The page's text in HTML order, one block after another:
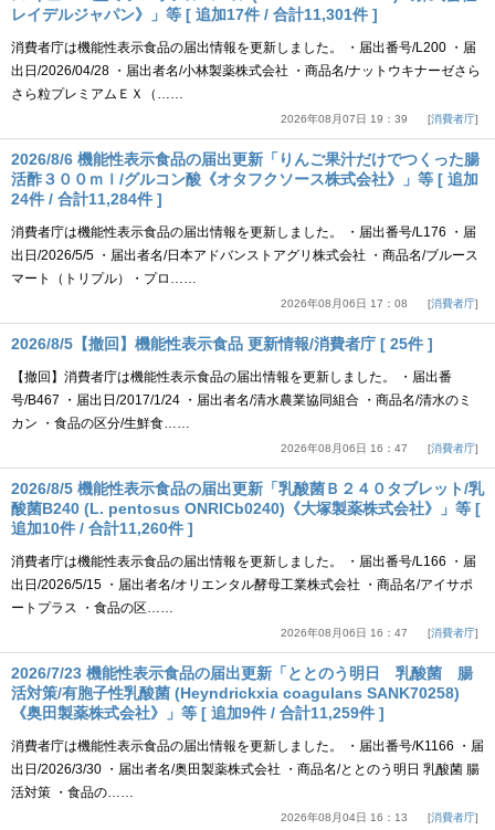
レイデルジャパン》」等 [ 追加17件 / 合計11,301件 ]
消費者庁は機能性表示食品の届出情報を更新しました。 ・届出番号/L200 ・届
出日/2026/04/28 ・届出者名/小林製薬株式会社 ・商品名/ナットウキナーゼさら
さら粒プレミアムＥＸ（……
2026年08月07日 19：39 消費者庁
2026/8/6 機能性表示食品の届出更新「りんご果汁だけでつくった腸
活酢３００ｍｌ/グルコン酸《オタフクソース株式会社》」等 [ 追加
24件 / 合計11,284件 ]
消費者庁は機能性表示食品の届出情報を更新しました。 ・届出番号/L176 ・届
出日/2026/5/5 ・届出者名/日本アドバンストアグリ株式会社 ・商品名/ブルース
マート（トリプル）・プロ……
2026年08月06日 17：08 消費者庁
2026/8/5【撤回】機能性表示食品 更新情報/消費者庁 [ 25件 ]
【撤回】消費者庁は機能性表示食品の届出情報を更新しました。 ・届出番
号/B467 ・届出日/2017/1/24 ・届出者名/清水農業協同組合 ・商品名/清水のミ
カン ・食品の区分/生鮮食……
2026年08月06日 16：47 消費者庁
2026/8/5 機能性表示食品の届出更新「乳酸菌Ｂ２４０タブレット/乳
酸菌B240 (L. pentosus ONRICb0240)《大塚製薬株式会社》」等 [
追加10件 / 合計11,260件 ]
消費者庁は機能性表示食品の届出情報を更新しました。 ・届出番号/L166 ・届
出日/2026/5/15 ・届出者名/オリエンタル酵母工業株式会社 ・商品名/アイサポ
ートプラス ・食品の区……
2026年08月06日 16：47 消費者庁
2026/7/23 機能性表示食品の届出更新「ととのう明日 乳酸菌 腸
活対策/有胞子性乳酸菌 (Heyndrickxia coagulans SANK70258)
《奥田製薬株式会社》」等 [ 追加9件 / 合計11,259件 ]
消費者庁は機能性表示食品の届出情報を更新しました。 ・届出番号/K1166 ・届
出日/2026/3/30 ・届出者名/奥田製薬株式会社 ・商品名/ととのう明日 乳酸菌 腸
活対策 ・食品の……
2026年08月04日 16：13 消費者庁